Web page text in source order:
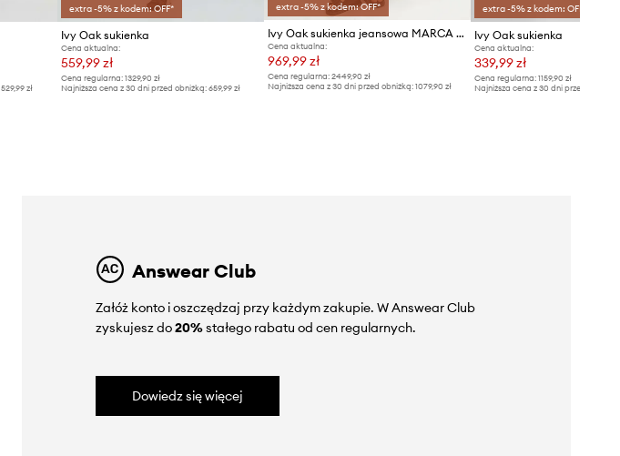
529,99 zł
extra -5% z kodem: OFF*
Ivy Oak sukienka
Cena aktualna:
559,99 zł
Cena regularna: 1329,90 zł
Najniższa cena z 30 dni przed obniżką: 659,99 zł
extra -5% z kodem: OFF*
Ivy Oak sukienka jeansowa MARCA ANN
Cena aktualna:
969,99 zł
Cena regularna:2449,90 zł
Najniższa cena z 30 dni przed obniżką:1079,90 zł
extra -5% z kodem: OFF*
Ivy Oak sukienka
Cena aktualna:
339,99 zł
Cena regularna: 1159,90 zł
Najniższa cena z 30 dni przed obniżką:
Answear Club
Załóż konto i oszczędzaj przy każdym zakupie. W Answear Club
zyskujesz do20%stałego rabatu od cen regularnych.
Dowiedz się więcej